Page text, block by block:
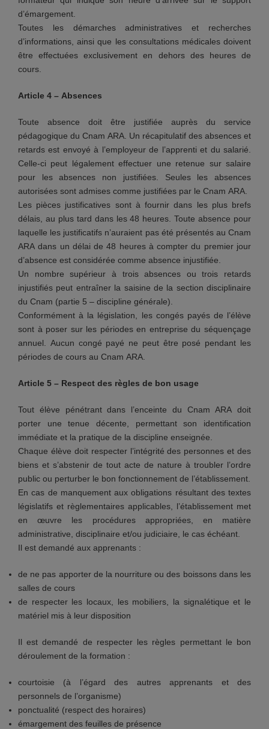
d’émargement.
Toutes les démarches administratives et recherches
d’informations, ainsi que les consultations médicales doivent
être effectuées exclusivement en dehors des heures de
cours.
Article 4 – Absences
Toute absence doit être justifiée auprès du service
pédagogique du Cnam ARA. Un récapitulatif des absences et
retards est envoyé à l’employeur de l’apprenti et du salarié.
Celle-ci peut légalement effectuer une retenue sur salaire
pour les absences non justifiées. Seules les absences
autorisées sont admises comme justifiées par le Cnam ARA.
Les pièces justificatives sont à fournir dans les plus brefs
délais, au plus tard dans les 48 heures. Toute absence pour
laquelle les justificatifs n’auraient pas été présentés au Cnam
ARA dans un délai de 48 heures à compter du premier jour
d’absence est considérée comme absence injustifiée.
Un nombre supérieur à trois absences ou trois retards
injustifiés peut entraîner la saisine de la section disciplinaire
du Cnam (partie 5 – discipline générale).
Conformément à la législation, les congés payés de l’élève
sont à poser sur les périodes en entreprise du séquençage
annuel. Aucun congé payé ne peut être posé pendant les
périodes de cours au Cnam ARA.
Article 5 – Respect des règles de bon usage
Tout élève pénétrant dans l’enceinte du Cnam ARA doit
porter une tenue décente, permettant son identification
immédiate et la pratique de la discipline enseignée.
Chaque élève doit respecter l’intégrité des personnes et des
biens et s’abstenir de tout acte de nature à troubler l’ordre
public ou perturber le bon fonctionnement de l’établissement.
En cas de manquement aux obligations résultant des textes
législatifs et règlementaires applicables, l’établissement met
en œuvre les procédures appropriées, en matière
administrative, disciplinaire et/ou judiciaire, le cas échéant.
Il est demandé aux apprenants :
de ne pas apporter de la nourriture ou des boissons dans les
salles de cours
de respecter les locaux, les mobiliers, la signalétique et le
matériel mis à leur disposition
Il est demandé de respecter les règles permettant le bon
déroulement de la formation :
courtoisie (à l’égard des autres apprenants et des
personnels de l’organisme)
ponctualité (respect des horaires)
émargement des feuilles de présence